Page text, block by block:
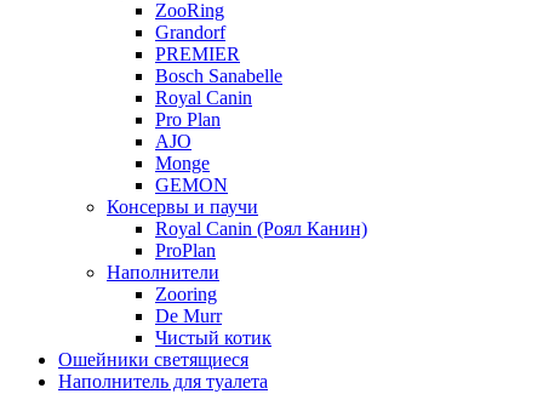
ZooRing
Grandorf
PREMIER
Bosch Sanabelle
Royal Canin
Pro Plan
AJO
Monge
GEMON
Консервы и паучи
Royal Canin (Роял Канин)
ProPlan
Наполнители
Zooring
De Murr
Чистый котик
Ошейники светящиеся
Наполнитель для туалета